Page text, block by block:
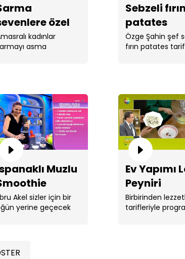
özel
ve pırasa
kadınlar
asma
Sebzeli fırın
patates
Özge Şahin şef
fırın patates
Muzlu
Akel sizler için bir
yerine geçecek
Ev Yapımı
Peyniri
Birbirinden
tarifleriyle